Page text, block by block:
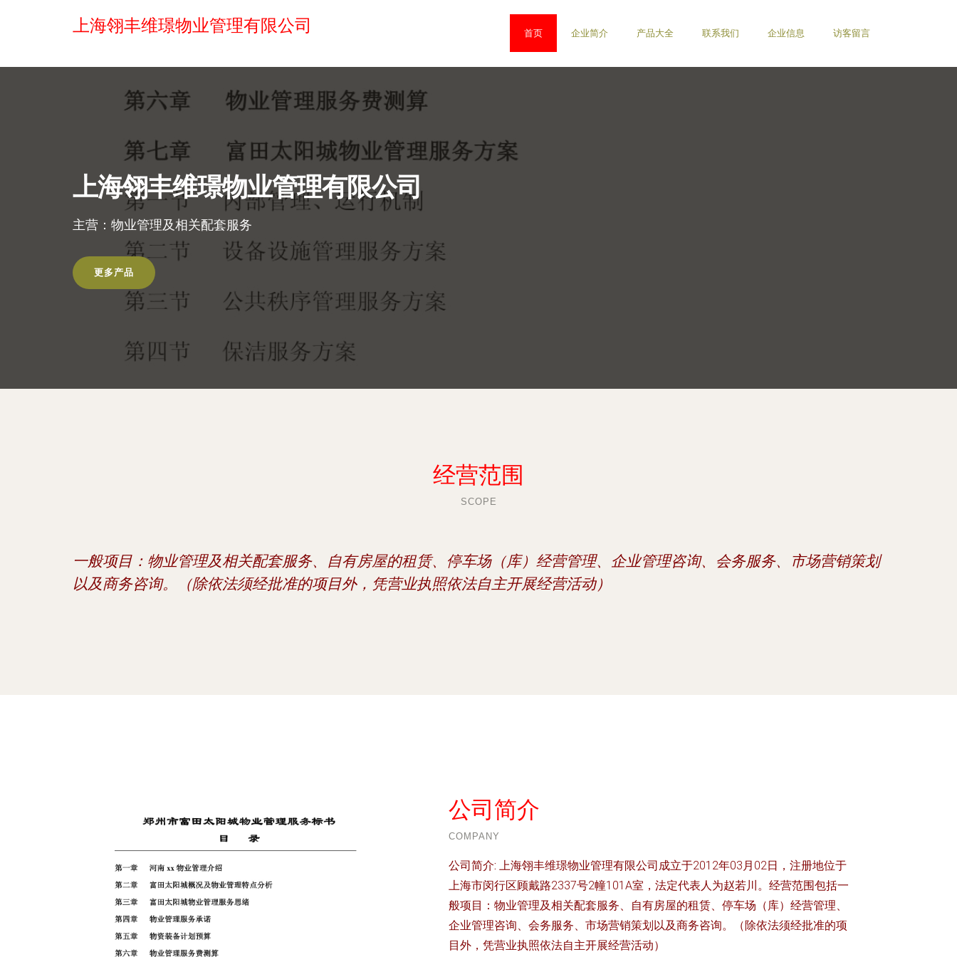
上海翎丰维璟物业管理有限公司 首页 企业简介 产品大全 联系我们 企业信息 访客留言
上海翎丰维璟物业管理有限公司
主营：物业管理及相关配套服务
更多产品
经营范围
SCOPE
一般项目：物业管理及相关配套服务、自有房屋的租赁、停车场（库）经营管理、企业管理咨询、会务服务、市场营销策划
以及商务咨询。（除依法须经批准的项目外，凭营业执照依法自主开展经营活动）
公司简介
COMPANY
公司简介: 上海翎丰维璟物业管理有限公司成立于2012年03月02日，注册地位于
上海市闵行区顾戴路2337号2幢101A室，法定代表人为赵若川。经营范围包括一
般项目：物业管理及相关配套服务、自有房屋的租赁、停车场（库）经营管理、
企业管理咨询、会务服务、市场营销策划以及商务咨询。（除依法须经批准的项
目外，凭营业执照依法自主开展经营活动）